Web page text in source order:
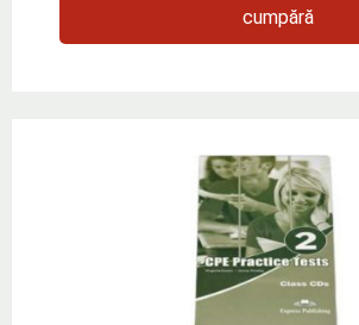
cumpără